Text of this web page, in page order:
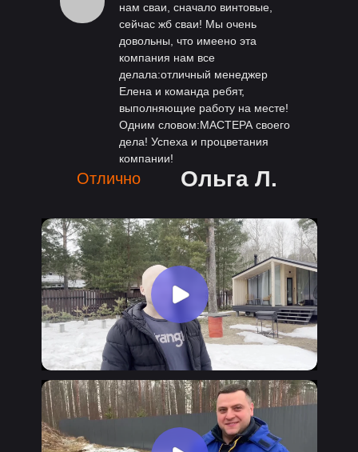
нам сваи, сначало винтовые,
сейчас жб сваи! Мы очень
довольны, что имеено эта
компания нам все
делала:отличный менеджер
Елена и команда ребят,
выполняющие работу на месте!
Одним словом:МАСТЕРА своего
дела! Успеха и процветания
компании!
Ольга Л.
Отлично